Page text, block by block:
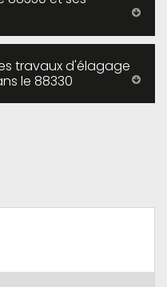
travaux d'élagage
le 88330